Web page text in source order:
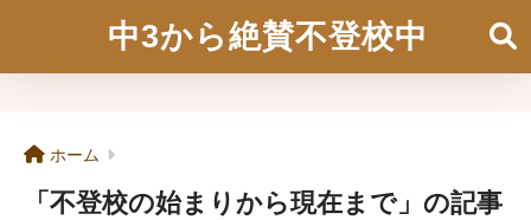
中3から絶賛不登校中
ホーム
「不登校の始まりから現在まで」の記事